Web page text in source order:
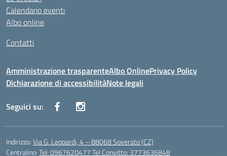
Calendario eventi
Albo online
Contatti
Amministrazione trasparenteAlbo OnlinePrivacy Policy
Dichiarazione di accessibilitàNote legali
Seguici su:
Indirizzo:Via G. Leopardi, 4 – 88068 Soverato (CZ)
Centralino:Tel: 0967620477 Tel Convitto: 3773636848